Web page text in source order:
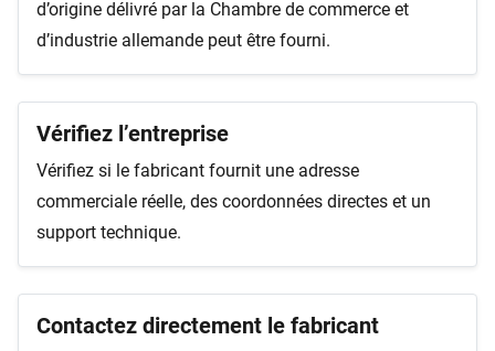
d’origine délivré par la Chambre de commerce et
d’industrie allemande peut être fourni.
Vérifiez l’entreprise
Vérifiez si le fabricant fournit une adresse
commerciale réelle, des coordonnées directes et un
support technique.
Contactez directement le fabricant